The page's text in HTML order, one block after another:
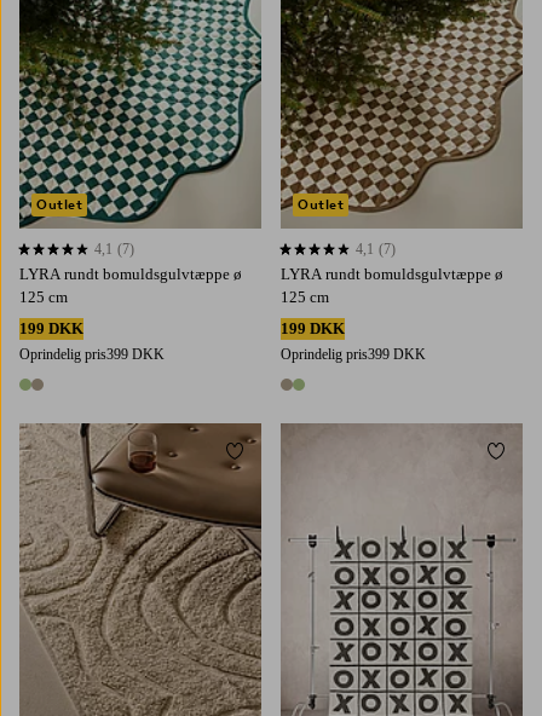
LYRA rundt bomuldsgulvtæppe ø
125 cm
199 DKK
Oprindelig pris399 DKK
2 farver
4,1 baseret på 7 bedømmelser
4,1 (7)
Outlet
LYRA rundt bomuldsgulvtæppe ø
125 cm
199 DKK
Oprindelig pris399 DKK
2 farver
4,1 baseret på 7 bedømmelser
4,1 (7)
Outlet
Tilføj til favoritter Tilføj